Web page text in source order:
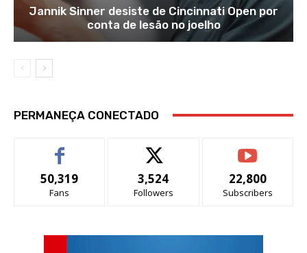
Jannik Sinner desiste de Cincinnati Open por
conta de lesão no joelho
PERMANEÇA CONECTADO
50,319
Fans
3,524
Followers
22,800
Subscribers